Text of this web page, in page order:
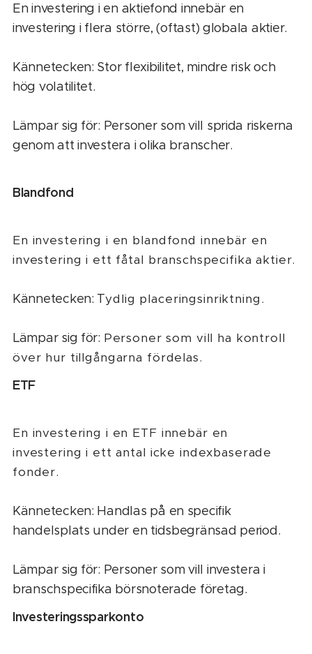
En investering i en aktiefond innebär en
investering i flera större, (oftast) globala aktier.
Kännetecken: Stor flexibilitet, mindre risk och
hög volatilitet.
Lämpar sig för: Personer som vill sprida riskerna
genom att investera i olika branscher.
Blandfond
En investering i en blandfond innebär en
investering i ett fåtal branschspecifika aktier.
Kännetecken: Tydlig placeringsinriktning.
Lämpar sig för: Personer som vill ha kontroll
över hur tillgångarna fördelas.
ETF
En investering i en ETF innebär en
investering i ett antal icke indexbaserade
fonder.
Kännetecken: Handlas på en specifik
handelsplats under en tidsbegränsad period.
Lämpar sig för: Personer som vill investera i
branschspecifika börsnoterade företag.
Investeringssparkonto